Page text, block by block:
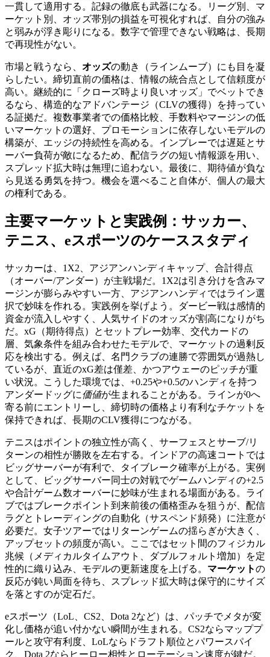
一貫して適用する。記録の徹底も武器になる。リーグ別、マ
ーケット別、オッズ帯別の損益を可視化すれば、自分の強み
と弱みが浮き彫りになる。数字で管理できない戦略は、長期
で再現性がない。
市場と戦うなら、 オッズの動き（ラインムーブ）にも目を凝
らしたい。締切直前の価格は、情報の統合点として信頼度が
高い。継続的に「クローズ時より良いオッズ」でベットでき
るなら、構造的なアドバンテージ（CLVの獲得）を持ってい
る証拠だ。複数事業者での価格比較、手数料やマージンの低
いマーケットの選好、プロモーションに依存しないモデルの
構築が、エッジの持続性を高める。インプレーでは遅延とサ
ーバー負荷が敵になるため、配信ラグの短い情報源を用い、
スプレッド拡大時は無理に追わない。最後に、期待値が負な
ら見送る勇気を持つ。機会を選べること自体が、個人の最大
の権利である。
主要マーケットと実践例：サッカー、
テニス、eスポーツのケーススタディ
サッカーは、1X2、アジアンハンディキャップ、合計得点
（オーバー/アンダー）が主戦場だ。1X2は引き分けを含みマ
ージンが膨らみやすい一方、アジアンハンディではライン選
択で妙味を作れる。実践例を挙げよう。ダービー戦は感情的
資金が流入しやすく、人気サイドのオッズが割高になりがち
だ。xG（期待得点）とセットプレー効率、交代カードの
層、気象条件を組み合わせたモデルで、マーケットの過剰反
応を検出する。例えば、名門クラブの連勝で雰囲気が過熱し
ているが、直近のxG差は僅差、かつアウェーのピッチが重
い状況。こうした環境では、+0.25や+0.5のハンディを持つ
アンダードッグに価値が生まれることがある。ラインが0へ
寄る前にエントリーし、締切時の価格より有利なチケットを
保持できれば、長期のCLV獲得につながる。
テニスはポイントの独立性が高く、サーフェスとサーブ/リ
ターンの相性が勝敗を左右する。インドアの高速コートでは
ビッグサーバーが有利で、タイブレーク確率が上がる。実例
として、ビッグサーバー同士の対戦でゲームハンディの+2.5
や合計ゲーム数オーバーに妙味が生まれる場面がある。ライ
ブではブレークポイント到来前後の価格歪みを狙うが、配信
ラグとトレーディングの自動化（サスペンド頻発）に注意が
必要だ。女子ツアーではリターンゲームの揺らぎが大きく、
アップセットの頻度が高い。ここではセット間のフィジカル
兆候（メディカルタイムアウト、ダブルフォルト増加）を定
性的に織り込み、モデルの更新速度を上げる。 マーケットの
反応が鈍い局面を待ち、スプレッド拡大時は保守的にサイズ
を落とすのが定石だ。
eスポーツ（LoL、CS2、Dota 2など）は、パッチでメタが変
化し価格が追い付かない瞬間が生まれる。CS2ならマッププ
ールと攻守有利度、LoLならドラフト順位とパワースパイ
ク、Dota 2ならヒーロー相性とローテーション速度が鍵だ。